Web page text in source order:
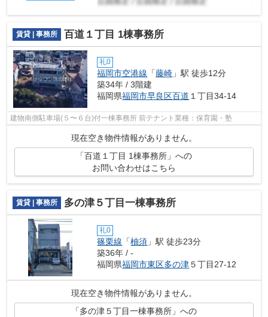
賃貸 | 事務所 百道１丁目 1棟事務所
礼0
福岡市空港線 「藤崎 」駅 徒歩12分
築34年 / 3階建
福岡県福岡市早良区百道 １丁目34-14
建物南側駐車場(５〜６台)付一棟事務所 前テナント業種：保育園・塾
現在空き物件情報がありません。
「百道１丁目 1棟事務所」への
お問い合わせはこちら
賃貸 | 事務所 多の津５丁目一棟事務所
礼0
篠栗線 「柚須 」駅 徒歩23分
築36年 / -
福岡県福岡市東区多の津５丁目27-12
現在空き物件情報がありません。
「多の津５丁目一棟事務所」への